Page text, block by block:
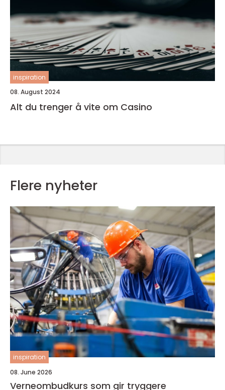
inspiration
08. August 2024
Alt du trenger å vite om Casino
Flere nyheter
inspiration
08. June 2026
Verneombudkurs som gir tryggere